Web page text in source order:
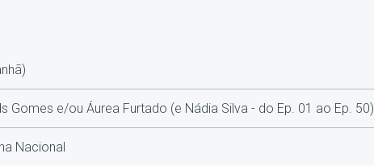
Gomes e/ou Áurea Furtado (e Nádia Silva - do Ep. 01 ao Ep. 50)
Nacional